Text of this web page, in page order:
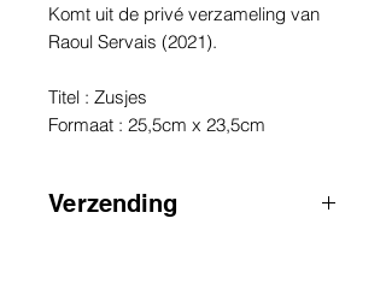
Komt uit de privé verzameling van
Raoul Servais (2021).
Titel : Zusjes
Formaat : 25,5cm x 23,5cm
Verzending